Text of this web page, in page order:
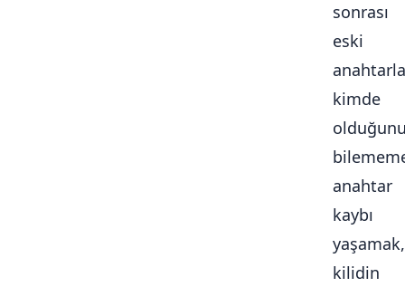
sonrası
eski
kimde
anahtar
kaybı
yaşamak,
kilidin